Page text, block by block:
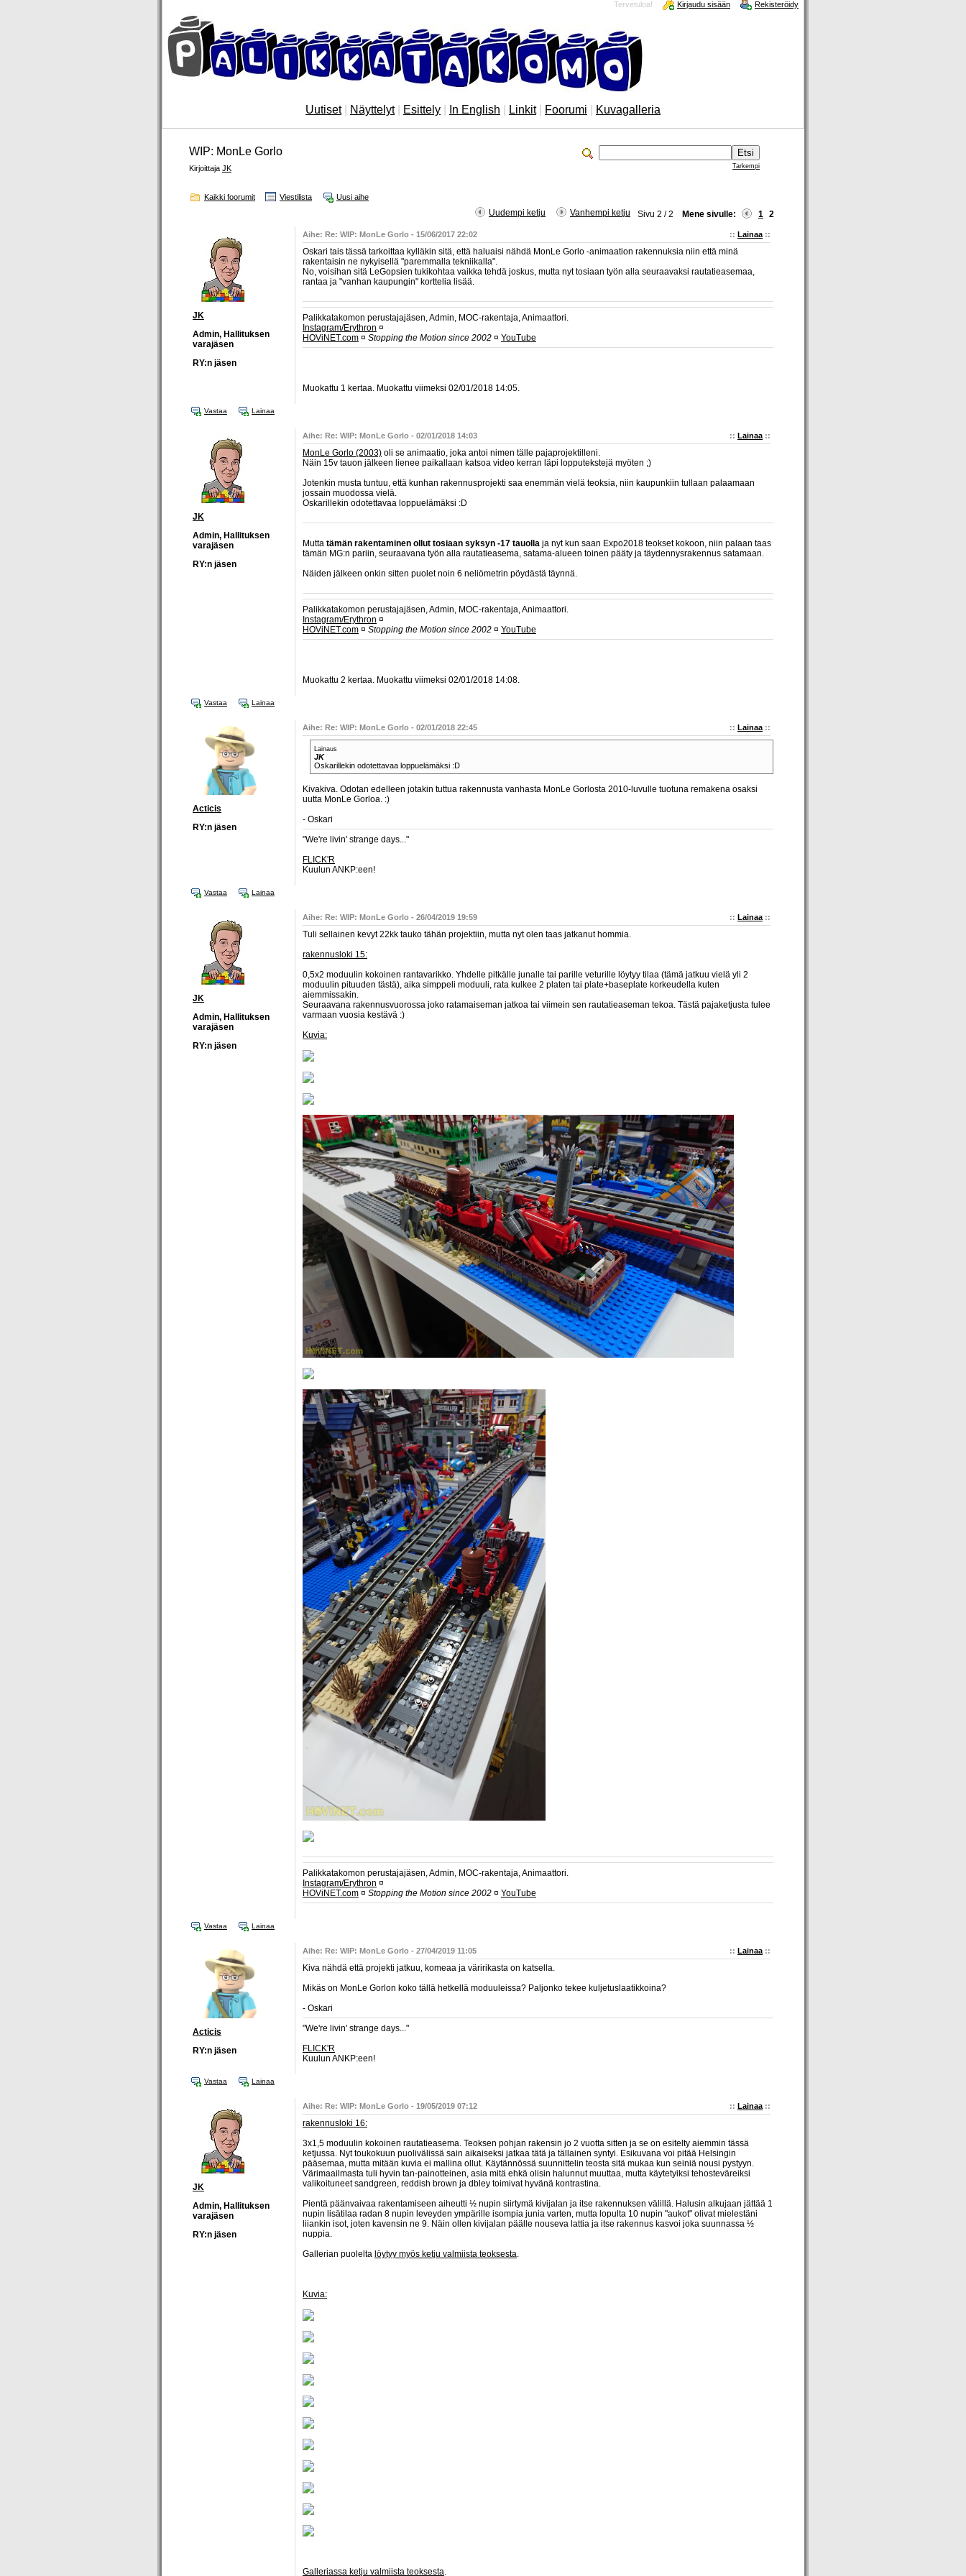
Tervetuloa! Kirjaudu sisään Rekisteröidy
Uutiset| Näyttelyt| Esittely In English Linkit| Foorumi Kuvagalleria
Tarkempi
WIP: MonLe Gorlo
Kirjoittaja JK
Kaikki foorumit Viestilista Uusi aihe
Sivu 2 / 2 Mene sivulle: 1 2
Uudempi ketju Vanhempi ketju
JK
Admin, Hallituksen
varajäsen
RY:n jäsen
:: Lainaa ::
Aihe: Re: WIP: MonLe Gorlo - 15/06/2017 22:02
Oskari tais tässä tarkoittaa kylläkin sitä, että haluaisi nähdä MonLe Gorlo -animaation rakennuksia niin että minä
rakentaisin ne nykyisellä "paremmalla tekniikalla".
No, voisihan sitä LeGopsien tukikohtaa vaikka tehdä joskus, mutta nyt tosiaan työn alla seuraavaksi rautatieasemaa,
rantaa ja "vanhan kaupungin" korttelia lisää.
Palikkatakomon perustajajäsen, Admin, MOC-rakentaja, Animaattori.
Instagram/Erythron ¤
HOViNET.com ¤ Stopping the Motion since 2002 ¤ YouTube
Muokattu 1 kertaa. Muokattu viimeksi 02/01/2018 14:05.
Vastaa Lainaa
JK
Admin, Hallituksen
varajäsen
RY:n jäsen
:: Lainaa ::
Aihe: Re: WIP: MonLe Gorlo - 02/01/2018 14:03
MonLe Gorlo (2003) oli se animaatio, joka antoi nimen tälle pajaprojektilleni.
Näin 15v tauon jälkeen lienee paikallaan katsoa video kerran läpi lopputekstejä myöten ;)
Jotenkin musta tuntuu, että kunhan rakennusprojekti saa enemmän vielä teoksia, niin kaupunkiin tullaan palaamaan
jossain muodossa vielä.
Oskarillekin odotettavaa loppuelämäksi :D
Mutta tämän rakentaminen ollut tosiaan syksyn -17 tauolla ja nyt kun saan Expo2018 teokset kokoon, niin palaan taas
tämän MG:n pariin, seuraavana työn alla rautatieasema, satama-alueen toinen pääty ja täydennysrakennus satamaan.
Näiden jälkeen onkin sitten puolet noin 6 neliömetrin pöydästä täynnä.
Palikkatakomon perustajajäsen, Admin, MOC-rakentaja, Animaattori.
Instagram/Erythron ¤
HOViNET.com ¤ Stopping the Motion since 2002 ¤ YouTube
Muokattu 2 kertaa. Muokattu viimeksi 02/01/2018 14:08.
Vastaa Lainaa
Acticis
RY:n jäsen
:: Lainaa ::
Aihe: Re: WIP: MonLe Gorlo - 02/01/2018 22:45
Lainaus
JK
Oskarillekin odotettavaa loppuelämäksi :D
Kivakiva. Odotan edelleen jotakin tuttua rakennusta vanhasta MonLe Gorlosta 2010-luvulle tuotuna remakena osaksi
uutta MonLe Gorloa. :)
- Oskari
"We're livin' strange days..."
FLICK'R
Kuulun ANKP:een!
Vastaa Lainaa
JK
Admin, Hallituksen
varajäsen
RY:n jäsen
:: Lainaa ::
Aihe: Re: WIP: MonLe Gorlo - 26/04/2019 19:59
Tuli sellainen kevyt 22kk tauko tähän projektiin, mutta nyt olen taas jatkanut hommia.
rakennusloki 15:
0,5x2 moduulin kokoinen rantavarikko. Yhdelle pitkälle junalle tai parille veturille löytyy tilaa (tämä jatkuu vielä yli 2
moduulin pituuden tästä), aika simppeli moduuli, rata kulkee 2 platen tai plate+baseplate korkeudella kuten
aiemmissakin.
Seuraavana rakennusvuorossa joko ratamaiseman jatkoa tai viimein sen rautatieaseman tekoa. Tästä pajaketjusta tulee
varmaan vuosia kestävä :)
Kuvia:
Palikkatakomon perustajajäsen, Admin, MOC-rakentaja, Animaattori.
Instagram/Erythron ¤
HOViNET.com ¤ Stopping the Motion since 2002 ¤ YouTube
Vastaa Lainaa
Acticis
RY:n jäsen
:: Lainaa ::
Aihe: Re: WIP: MonLe Gorlo - 27/04/2019 11:05
Kiva nähdä että projekti jatkuu, komeaa ja väririkasta on katsella.
Mikäs on MonLe Gorlon koko tällä hetkellä moduuleissa? Paljonko tekee kuljetuslaatikkoina?
- Oskari
"We're livin' strange days..."
FLICK'R
Kuulun ANKP:een!
Vastaa Lainaa
JK
Admin, Hallituksen
varajäsen
RY:n jäsen
:: Lainaa ::
Aihe: Re: WIP: MonLe Gorlo - 19/05/2019 07:12
rakennusloki 16:
3x1,5 moduulin kokoinen rautatieasema. Teoksen pohjan rakensin jo 2 vuotta sitten ja se on esitelty aiemmin tässä
ketjussa. Nyt toukokuun puolivälissä sain aikaiseksi jatkaa tätä ja tällainen syntyi. Esikuvana voi pitää Helsingin
pääsemaa, mutta mitään kuvia ei mallina ollut. Käytännössä suunnittelin teosta sitä mukaa kun seiniä nousi pystyyn.
Värimaailmasta tuli hyvin tan-painotteinen, asia mitä ehkä olisin halunnut muuttaa, mutta käytetyiksi tehosteväreiksi
valikoituneet sandgreen, reddish brown ja dbley toimivat hyvänä kontrastina.
Pientä päänvaivaa rakentamiseen aiheutti ½ nupin siirtymä kivijalan ja itse rakennuksen välillä. Halusin alkujaan jättää 1
nupin lisätilaa radan 8 nupin leveyden ympärille isompia junia varten, mutta lopulta 10 nupin "aukot" olivat mielestäni
liiankin isot, joten kavensin ne 9. Näin ollen kivijalan päälle nouseva lattia ja itse rakennus kasvoi joka suunnassa ½
nuppia.
Gallerian puolelta löytyy myös ketju valmiista teoksesta
Kuvia:
Galleriassa ketju valmiista teoksesta